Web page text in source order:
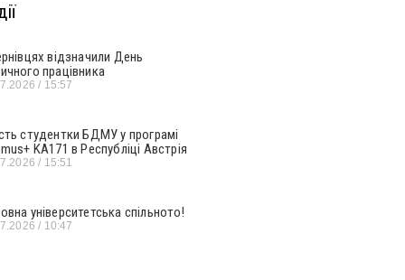
відзначили День
працівника
15:57
студентки БДМУ у програмі
KA171 в Республіці Австрія
15:51
університетська спільното!
10:47